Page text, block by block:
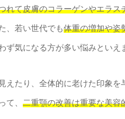
れて皮膚のコラーゲンやエラ
、若い世代でも体重の増加や姿
気になる方が多い悩みといえ
えたり、全体的に老けた印象
て、 二重顎の改善は重要な美容